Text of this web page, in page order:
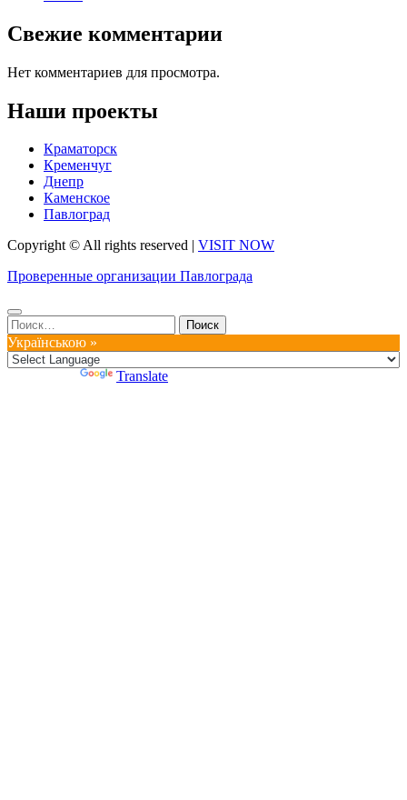
Свежие комментарии
Нет комментариев для просмотра.
Наши проекты
Краматорск
Кременчуг
Днепр
Каменское
Павлоград
Copyright © All rights reserved | VISIT NOW
Проверенные организации Павлограда
Найти:
Українською »
Translate